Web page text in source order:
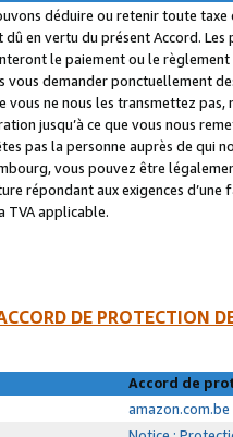
déduire ou retenir toute
dû en vertu du présent Accord.
le paiement ou le
vous demander ponctuellement
vous ne nous les transmettez
jusqu’à ce que vous nous
pas la personne auprès de qui
vous pouvez être
répondant aux exigences
TVA applicable.
DE PROTECTION
Accord de